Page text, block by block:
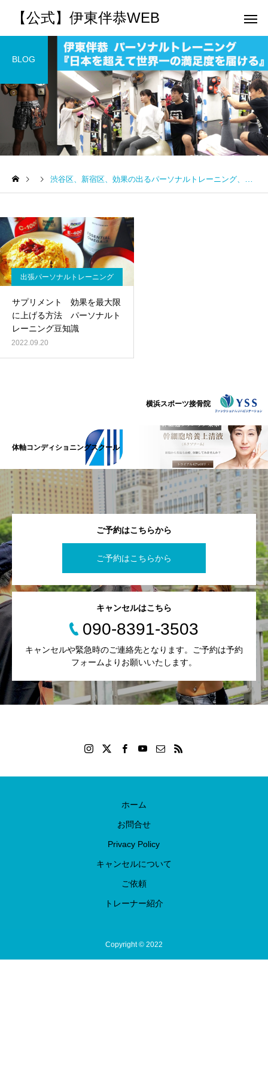
【公式】伊東伴恭WEB
トレーナーとして 個別トレー
パーソナルトレーニ
ング
キックボクシングで本当に
が消費カロリーと週の回数
で答えます
パーソナルトレーニ
パーソナルトレーナー
BLOG
渋谷区、新宿区、効果の出るパーソナルトレーニング、結果を出す、キックボクシング、ダイエット、痩せる、楽しい、パーソナルトレーニング、出張パーソナルトレーニング
出張パーソナルトレーニング
サプリメント 効果を最大限
に上げる方法 パーソナルト
レーニング豆知識
2022.09.20
横浜スポーツ接骨院
体軸コンディショニングスクール
ご予約はこちらから
ご予約はこちらから
キャンセルはこちら
090-8391-3503
キャンセルや緊急時のご連絡先となります。ご予約は予約
フォームよりお願いいたします。
ホーム
お問合せ
Privacy Policy
キャンセルについて
ご依頼
トレーナー紹介
Copyright © 2022